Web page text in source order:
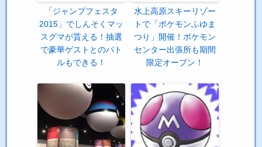
「ジャンプフェスタ
2015」でしんそくマッ
スグマが貰える！抽選
で豪華ゲストとのバト
ルもできる！
水上高原スキーリゾー
トで「ポケモンふゆま
つり」開催！ポケモン
センター出張所も期間
限定オープン！